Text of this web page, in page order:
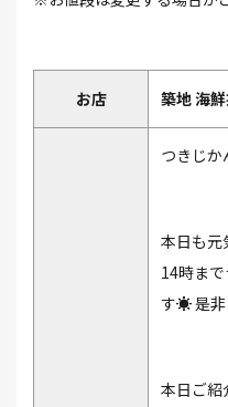
お店 築地 海
つきじか
本日も元
14時ま
す☀️ 是非
本日ご紹